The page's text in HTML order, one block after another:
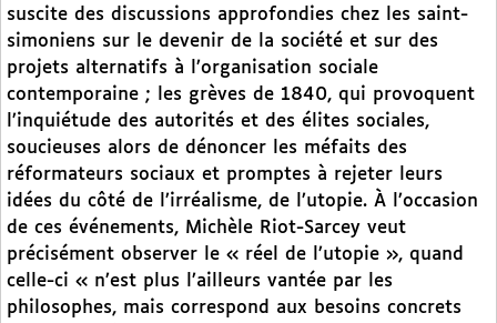
suscite des discussions approfondies chez les saint-
simoniens sur le devenir de la société et sur des
projets alternatifs à l’organisation sociale
contemporaine ; les grèves de 1840, qui provoquent
l’inquiétude des autorités et des élites sociales,
soucieuses alors de dénoncer les méfaits des
réformateurs sociaux et promptes à rejeter leurs
idées du côté de l’irréalisme, de l’utopie. À l’occasion
de ces événements, Michèle Riot-Sarcey veut
précisément observer le « réel de l’utopie », quand
celle-ci « n’est plus l’ailleurs vantée par les
philosophes, mais correspond aux besoins concrets